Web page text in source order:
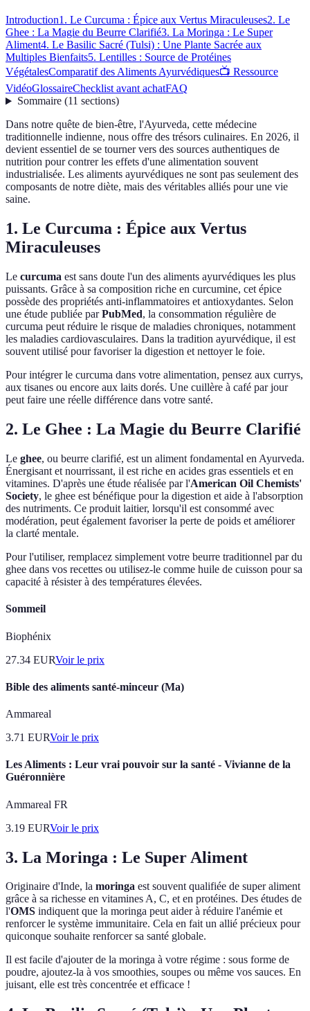
Introduction1. Le Curcuma : Épice aux Vertus Miraculeuses2. Le
Ghee : La Magie du Beurre Clarifié3. La Moringa : Le Super
Aliment4. Le Basilic Sacré (Tulsi) : Une Plante Sacrée aux
Multiples Bienfaits5. Lentilles : Source de Protéines
VégétalesComparatif des Aliments Ayurvédiques📺 Ressource
VidéoGlossaireChecklist avant achatFAQ
Sommaire(11 sections)
Dans notre quête de bien-être, l'Ayurveda, cette médecine
traditionnelle indienne, nous offre des trésors culinaires. En 2026, il
devient essentiel de se tourner vers des sources authentiques de
nutrition pour contrer les effets d'une alimentation souvent
industrialisée. Les aliments ayurvédiques ne sont pas seulement des
composants de notre diète, mais des véritables alliés pour une vie
saine.
1. Le Curcuma : Épice aux Vertus
Miraculeuses
Le curcuma est sans doute l'un des aliments ayurvédiques les plus
puissants. Grâce à sa composition riche en curcumine, cet épice
possède des propriétés anti-inflammatoires et antioxydantes. Selon
une étude publiée parPubMed, la consommation régulière de
curcuma peut réduire le risque de maladies chroniques, notamment
les maladies cardiovasculaires. Dans la tradition ayurvédique, il est
souvent utilisé pour favoriser la digestion et nettoyer le foie.
Pour intégrer le curcuma dans votre alimentation, pensez aux currys,
aux tisanes ou encore aux laits dorés. Une cuillère à café par jour
peut faire une réelle différence dans votre santé.
2. Le Ghee : La Magie du Beurre Clarifié
Le ghee, ou beurre clarifié, est un aliment fondamental en Ayurveda.
Énergisant et nourrissant, il est riche en acides gras essentiels et en
vitamines. D'après une étude réalisée par l'American Oil Chemists'
Society, le ghee est bénéfique pour la digestion et aide à l'absorption
des nutriments. Ce produit laitier, lorsqu'il est consommé avec
modération, peut également favoriser la perte de poids et améliorer
la clarté mentale.
Pour l'utiliser, remplacez simplement votre beurre traditionnel par du
ghee dans vos recettes ou utilisez-le comme huile de cuisson pour sa
capacité à résister à des températures élevées.
Sommeil
Biophénix
27.34 EURVoir le prix
Bible des aliments santé-minceur (Ma)
Ammareal
3.71 EURVoir le prix
Les Aliments : Leur vrai pouvoir sur la santé - Vivianne de la
Guéronnière
Ammareal FR
3.19 EURVoir le prix
3. La Moringa : Le Super Aliment
Originaire d'Inde, la moringa est souvent qualifiée de super aliment
grâce à sa richesse en vitamines A, C, et en protéines. Des études de
l'OMS indiquent que la moringa peut aider à réduire l'anémie et
renforcer le système immunitaire. Cela en fait un allié précieux pour
quiconque souhaite renforcer sa santé globale.
Il est facile d'ajouter de la moringa à votre régime : sous forme de
poudre, ajoutez-la à vos smoothies, soupes ou même vos sauces. En
juisant, elle est très concentrée et efficace !